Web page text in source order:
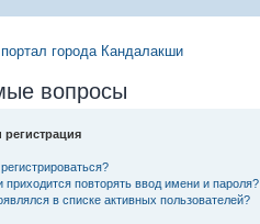
города Кандалакши
вопросы
повторять ввод имени и пароля?
в списке активных пользователей?